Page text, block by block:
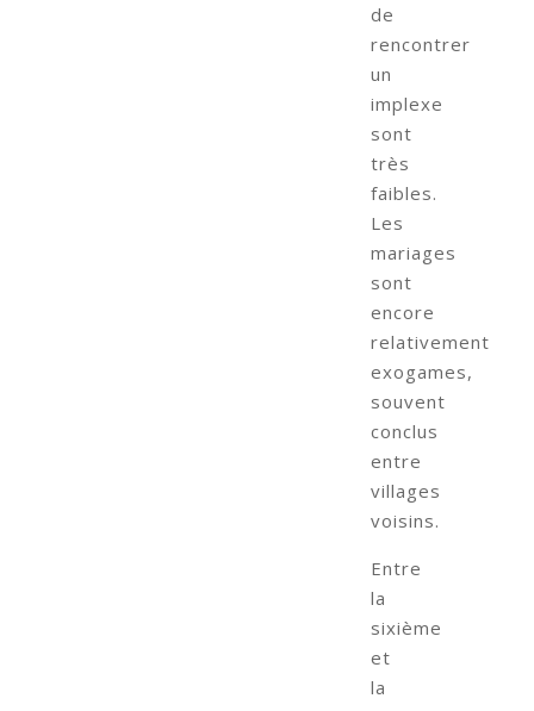
de
rencontrer
un
implexe
sont
très
faibles.
Les
mariages
sont
encore
relativement
exogames,
souvent
conclus
entre
villages
voisins.
Entre
la
sixième
et
la